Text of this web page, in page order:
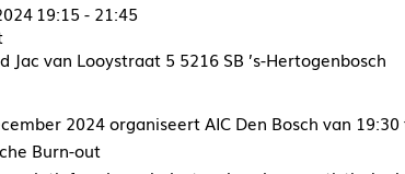
19:15 - 21:45
Jac van Looystraat 5 5216 SB ’s-Hertogenbosch
2024 organiseert AIC Den Bosch van
Burn-out